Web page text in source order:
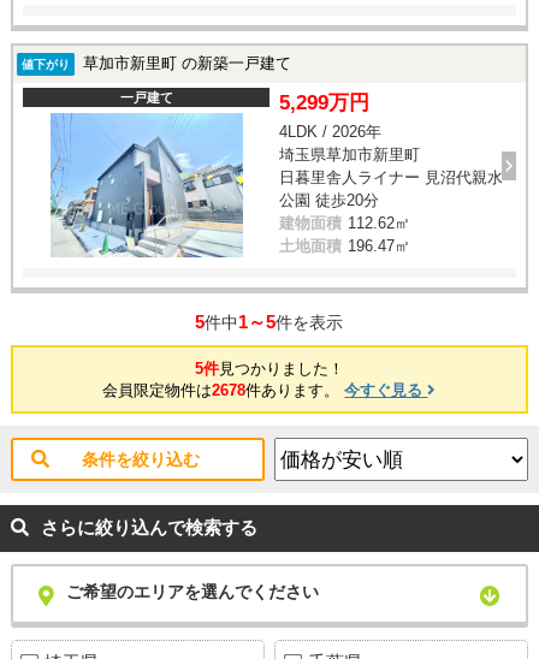
値下がり 草加市新里町 の新築一戸建て
一戸建て 5,299万円
4LDK / 2026年
埼玉県草加市新里町
日暮里舎人ライナー 見沼代親水
公園 徒歩20分
建物面積 112.62㎡
土地面積 196.47㎡
5件中1～5件を表示
5件見つかりました！
会員限定物件は2678件あります。今すぐ見る
条件を絞り込む
さらに絞り込んで検索する
ご希望のエリアを選んでください